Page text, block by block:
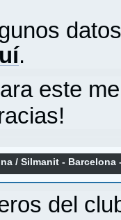
.
este
/Silmanit - Barcelona
del